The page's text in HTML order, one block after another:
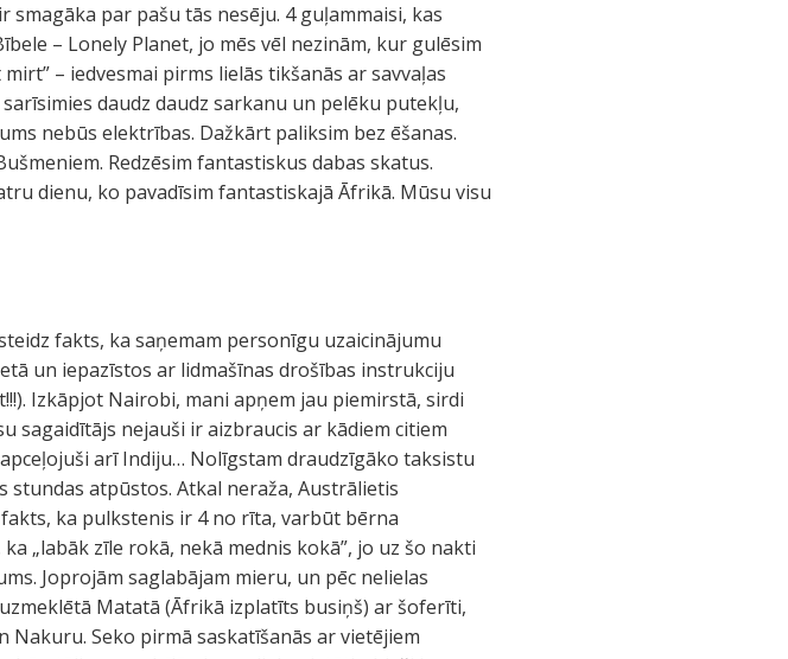
par pašu tās nesēju. 4 guļammaisi, kas
– Lonely Planet, jo mēs vēl nezinām, kur gulēsim
– iedvesmai pirms lielās tikšanās ar savvaļas
daudz daudz sarkanu un pelēku putekļu,
nebūs elektrības. Dažkārt paliksim bez ēšanas.
Redzēsim fantastiskus dabas skatus.
dienu, ko pavadīsim fantastiskajā Āfrikā. Mūsu visu
fakts, ka saņemam personīgu uzaicinājumu
un iepazīstos ar lidmašīnas drošības instrukciju
Izkāpjot Nairobi, mani apņem jau piemirstā, sirdi
sagaidītājs nejauši ir aizbraucis ar kādiem citiem
arī Indiju… Nolīgstam draudzīgāko taksistu
stundas atpūstos. Atkal neraža, Austrālietis
ka pulkstenis ir 4 no rīta, varbūt bērna
„labāk zīle rokā, nekā mednis kokā”, jo uz šo nakti
Joprojām saglabājam mieru, un pēc nelielas
Matatā (Āfrikā izplatīts busiņš) ar šoferīti,
Seko pirmā saskatīšanās ar vietējiem